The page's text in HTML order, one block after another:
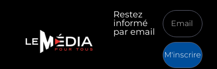
Restez
informé
par email
M'inscrire